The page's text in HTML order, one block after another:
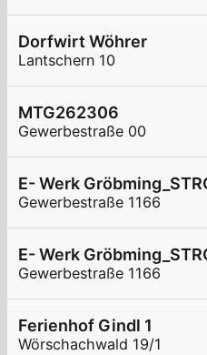
Dorfwirt Wöhrer
Lantschern 10
MTG262306
Gewerbestraße 00
E- Werk
Gewerbestraße 1166
E- Werk
Gewerbestraße 1166
Ferienhof Gindl 1
Wörschachwald 19/1